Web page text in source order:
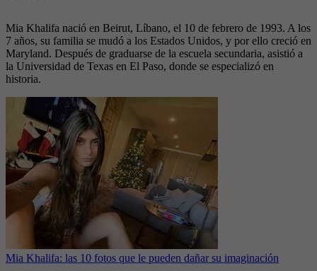
Mia Khalifa nació en Beirut, Líbano, el 10 de febrero de 1993. A los
7 años, su familia se mudó a los Estados Unidos, y por ello creció en
Maryland. Después de graduarse de la escuela secundaria, asistió a
la Universidad de Texas en El Paso, donde se especializó en
historia.
Mia Khalifa: las 10 fotos que le pueden dañar su imaginación